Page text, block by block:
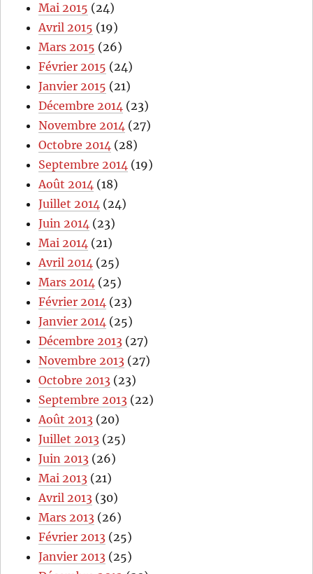
Mai 2015 (24)
Avril 2015 (19)
Mars 2015 (26)
Février 2015 (24)
Janvier 2015 (21)
Décembre 2014 (23)
Novembre 2014 (27)
Octobre 2014 (28)
Septembre 2014 (19)
Août 2014 (18)
Juillet 2014 (24)
Juin 2014 (23)
Mai 2014 (21)
Avril 2014 (25)
Mars 2014 (25)
Février 2014 (23)
Janvier 2014 (25)
Décembre 2013 (27)
Novembre 2013 (27)
Octobre 2013 (23)
Septembre 2013 (22)
Août 2013 (20)
Juillet 2013 (25)
Juin 2013 (26)
Mai 2013 (21)
Avril 2013 (30)
Mars 2013 (26)
Février 2013 (25)
Janvier 2013 (25)